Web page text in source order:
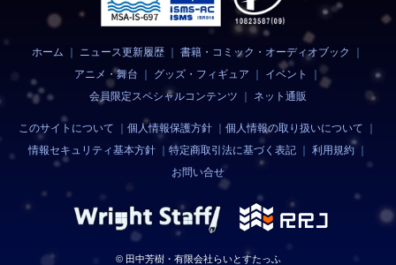
ホーム ニュース更新履歴 ｜書籍・コミック・オーディオブック
アニメ・舞台
グッズ・フィギュア イベント
｜
会員限定スペシャルコンテンツ
ネット通販
このサイトについて ｜個人情報保護方針 ｜個人情報の取り扱いについて
情報セキュリティ基本方針｜ 特定商取引法に基づく表記｜ 利用規約｜
お問い合せ
© 田中芳樹・有限会社らいとすたっふ